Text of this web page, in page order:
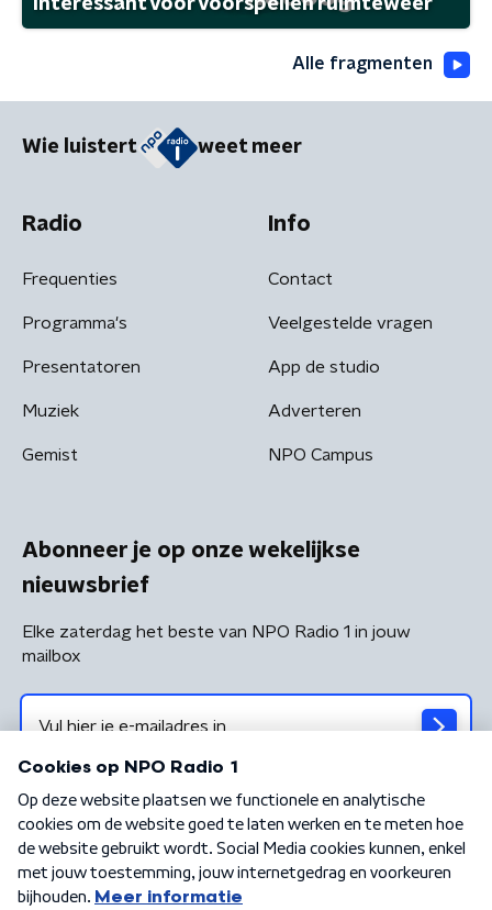
interessant voor voorspellen ruimteweer
Alle fragmenten
Wie luistert weet meer
Radio
Frequenties
Programma's
Presentatoren
Muziek
Gemist
Info
Contact
Veelgestelde vragen
App de studio
Adverteren
NPO Campus
Abonneer je op onze wekelijkse
nieuwsbrief
Elke zaterdag het beste van NPO Radio 1 in jouw
mailbox
Algemene voorwaarden